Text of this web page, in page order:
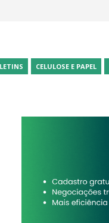
CELULOSE E PAPEL